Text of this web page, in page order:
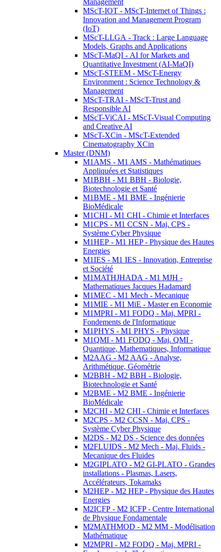
Management
MScT-IOT - MScT-Internet of Things :
Innovation and Management Program
(IoT)
MScT-LLGA - Track : Large Language
Models, Graphs and Applications
MScT-MaQI - AI for Markets and
Quantitative Investment (AI-MaQI)
MScT-STEEM - MScT-Energy
Environment : Science Technology &
Management
MScT-TRAI - MScT-Trust and
Responsible AI
MScT-ViCAI - MScT-Visual Computing
and Creative AI
MScT-XCin - MScT-Extended
Cinematography XCin
Master (DNM)
M1AMS - M1 AMS - Mathématiques
Appliquées et Statistiques
M1BBH - M1 BBH - Biologie,
Biotechnologie et Santé
M1BME - M1 BME - Ingénierie
BioMédicale
M1CHI - M1 CHI - Chimie et Interfaces
M1CPS - M1 CCSN - Maj. CPS -
Système Cyber Physique
M1HEP - M1 HEP - Physique des Hautes
Energies
M1IES - M1 IES - Innovation, Entreprise
et Société
M1MATHJHADA - M1 MJH -
Mathematiques Jacques Hadamard
M1MEC - M1 Mech - Mecanique
M1MIE - M1 MiE - Master en Economie
M1MPRI - M1 FODQ - Maj. MPRI -
Fondements de l'Informatique
M1PHYS - M1 PHYS - Physique
M1QMI - M1 FODQ - Maj. QMI -
Quantique, Mathematiques, Informatique
M2AAG - M2 AAG - Analyse,
Arithmétique, Géométrie
M2BBH - M2 BBH - Biologie,
Biotechnologie et Santé
M2BME - M2 BME - Ingénierie
BioMédicale
M2CHI - M2 CHI - Chimie et Interfaces
M2CPS - M2 CCSN - Maj. CPS -
Système Cyber Physique
M2DS - M2 DS - Science des données
M2FLUIDS - M2 Mech - Maj. Fluids -
Mecanique des Fluides
M2GIPLATO - M2 GI-PLATO - Grandes
installations - Plasmas, Lasers,
Accélérateurs, Tokamaks
M2HEP - M2 HEP - Physique des Hautes
Energies
M2ICFP - M2 ICFP - Centre International
de Physique Fondamentale
M2MATHMOD - M2 MM - Modélisation
Mathématique
M2MPRI - M2 FODQ - Maj. MPRI -